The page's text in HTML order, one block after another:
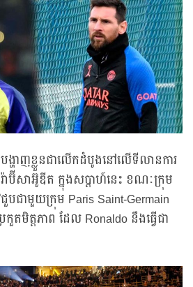
ង្ហាញខ្លួនជាលើកដំបូងនៅលើទីលានការ
ាប៊ីសាអ៊ូឌីត ក្នុងសប្តាហ៍នេះ ខណៈក្រុម
បជាមួយក្រុម Paris Saint-Germain
កួតមិត្តភាព ដែល Ronaldo នឹងធ្វើជា